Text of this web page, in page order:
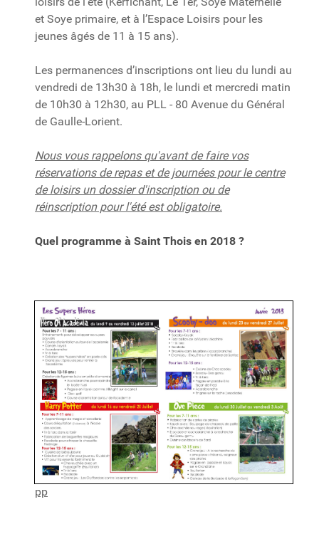
et Soye primaire, et à l’Espace Loisirs pour les
jeunes âgés de 11 à 15 ans).
Les permanences d’inscriptions ont lieu du lundi au
vendredi de 13h30 à 18h, le lundi et mercredi matin
de 10h30 à 12h30, au PLL - 80 Avenue du Général
de Gaulle-Lorient.
Nous vous rappelons qu'avant de faire vos
réservations de repas et de journées pour le centre
de loisirs un dossier d'inscription ou de
réinscription pour l'été est obligatoire.
Quel programme à Saint Thois en 2018 ?
pp